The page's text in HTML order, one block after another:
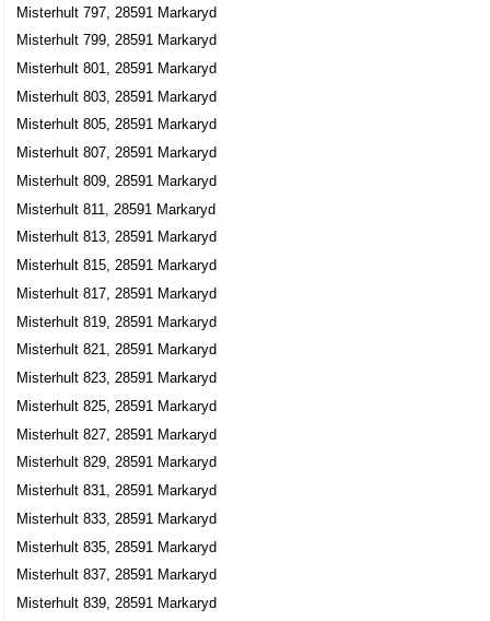
Misterhult 797, 28591 Markaryd
Misterhult 799, 28591 Markaryd
Misterhult 801, 28591 Markaryd
Misterhult 803, 28591 Markaryd
Misterhult 805, 28591 Markaryd
Misterhult 807, 28591 Markaryd
Misterhult 809, 28591 Markaryd
Misterhult 811, 28591 Markaryd
Misterhult 813, 28591 Markaryd
Misterhult 815, 28591 Markaryd
Misterhult 817, 28591 Markaryd
Misterhult 819, 28591 Markaryd
Misterhult 821, 28591 Markaryd
Misterhult 823, 28591 Markaryd
Misterhult 825, 28591 Markaryd
Misterhult 827, 28591 Markaryd
Misterhult 829, 28591 Markaryd
Misterhult 831, 28591 Markaryd
Misterhult 833, 28591 Markaryd
Misterhult 835, 28591 Markaryd
Misterhult 837, 28591 Markaryd
Misterhult 839, 28591 Markaryd